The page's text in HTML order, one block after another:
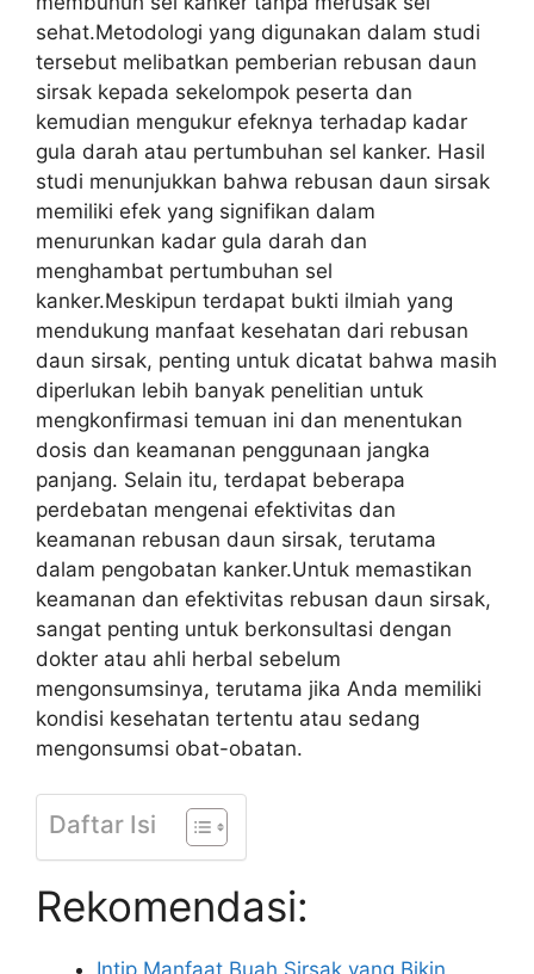
sehat.Metodologi yang digunakan dalam studi
tersebut melibatkan pemberian rebusan daun
sirsak kepada sekelompok peserta dan
kemudian mengukur efeknya terhadap kadar
gula darah atau pertumbuhan sel kanker. Hasil
studi menunjukkan bahwa rebusan daun sirsak
memiliki efek yang signifikan dalam
menurunkan kadar gula darah dan
menghambat pertumbuhan sel
kanker.Meskipun terdapat bukti ilmiah yang
mendukung manfaat kesehatan dari rebusan
daun sirsak, penting untuk dicatat bahwa masih
diperlukan lebih banyak penelitian untuk
mengkonfirmasi temuan ini dan menentukan
dosis dan keamanan penggunaan jangka
panjang. Selain itu, terdapat beberapa
perdebatan mengenai efektivitas dan
keamanan rebusan daun sirsak, terutama
dalam pengobatan kanker.Untuk memastikan
keamanan dan efektivitas rebusan daun sirsak,
sangat penting untuk berkonsultasi dengan
dokter atau ahli herbal sebelum
mengonsumsinya, terutama jika Anda memiliki
kondisi kesehatan tertentu atau sedang
mengonsumsi obat-obatan.
Daftar Isi
Rekomendasi:
Intip Manfaat Buah Sirsak yang Bikin